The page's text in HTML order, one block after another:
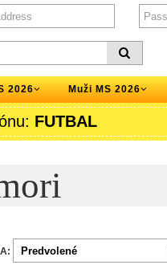
2026 Muži MS 2026
FUTBAL